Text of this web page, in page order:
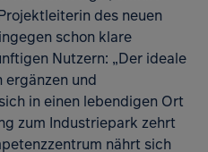
des neuen
schon klare
Nutzern: „Der ideale
und
in einen lebendigen Ort
zum Industriepark zehrt
nährt sich